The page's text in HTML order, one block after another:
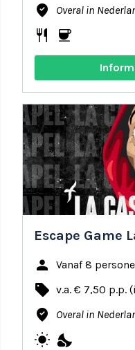
where_to_vote Overal in
restaurant coffee
Escape Game
person Vanaf 8
local_offer v.a. € 7,50 p.p.
where_to_vote Overal in
wb_sunny nights_stay